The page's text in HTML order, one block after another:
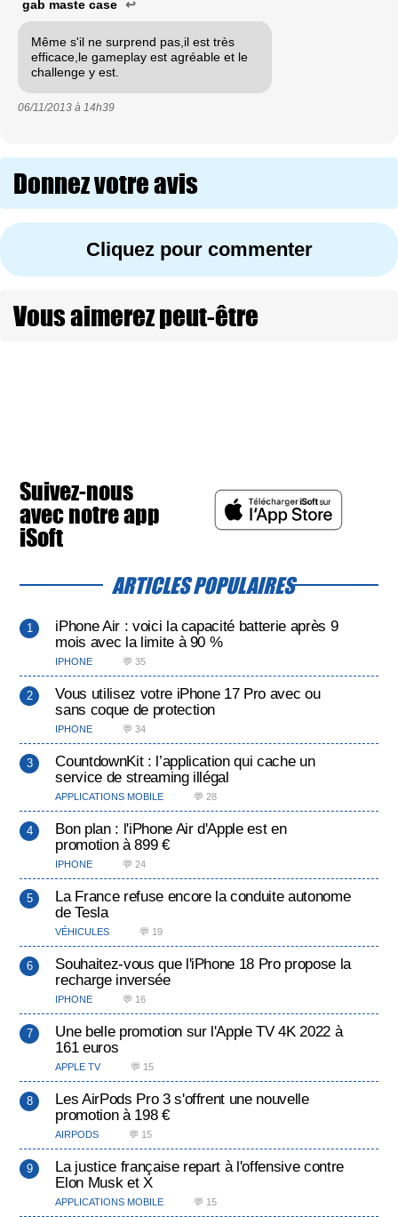
gab maste case ↩
Même s'il ne surprend pas,il est très
efficace,le gameplay est agréable et le
challenge y est.
06/11/2013 à 14h39
Donnez votre avis
Cliquez pour commenter
Vous aimerez peut-être
Suivez-nous
avec notre app
iSoft
ARTICLES POPULAIRES
iPhone Air : voici la capacité batterie après 9
mois avec la limite à 90 %
IPHONE 💬 35
Vous utilisez votre iPhone 17 Pro avec ou
sans coque de protection
IPHONE 💬 34
CountdownKit : l’application qui cache un
service de streaming illégal
APPLICATIONS MOBILE 💬 28
Bon plan : l'iPhone Air d'Apple est en
promotion à 899 €
IPHONE 💬 24
La France refuse encore la conduite autonome
de Tesla
VÉHICULES 💬 19
Souhaitez-vous que l'iPhone 18 Pro propose la
recharge inversée
IPHONE 💬 16
Une belle promotion sur l'Apple TV 4K 2022 à
161 euros
APPLE TV 💬 15
Les AirPods Pro 3 s'offrent une nouvelle
promotion à 198 €
AIRPODS 💬 15
La justice française repart à l'offensive contre
Elon Musk et X
APPLICATIONS MOBILE 💬 15